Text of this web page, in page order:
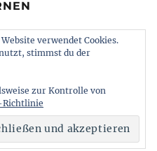
Datenschutz
Stolz
verwendet Cookies.
stimmst du der
zur Kontrolle von
Richtlinie